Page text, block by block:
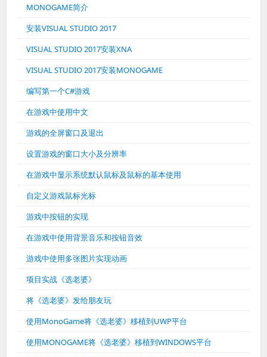
MONOGAME简介
安装VISUAL STUDIO 2017
VISUAL STUDIO 2017安装XNA
VISUAL STUDIO 2017安装MONOGAME
编写第一个C#游戏
在游戏中使用中文
游戏的全屏窗口及退出
设置游戏的窗口大小及分辨率
在游戏中显示系统默认鼠标及鼠标的基本使用
自定义游戏鼠标光标
游戏中按钮的实现
在游戏中使用背景音乐和按钮音效
游戏中使用多张图片实现动画
项目实战《选老婆》
将《选老婆》发给朋友玩
使用MonoGame将《选老婆》移植到UWP平台
使用MONOGAME将《选老婆》移植到WINDOWS平台